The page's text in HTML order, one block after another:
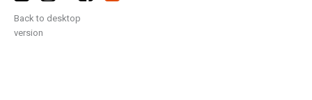
Back to desktop
version